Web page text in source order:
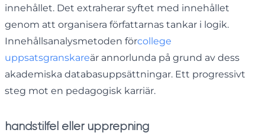
innehållet. Det extraherar syftet med innehållet
genom att organisera författarnas tankar i logik.
Innehållsanalysmetoden förcollege
uppsatsgranskareär annorlunda på grund av dess
akademiska databasuppsättningar. Ett progressivt
steg mot en pedagogisk karriär.
handstilfel eller upprepning